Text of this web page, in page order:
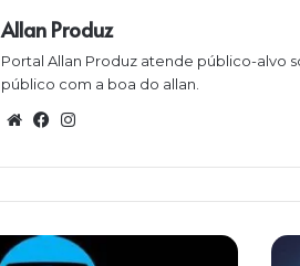
Allan Produz
Portal Allan Produz atende público-alvo
público com a boa do allan.
W
sit
e
Fa
bo
ok
gra
m
C